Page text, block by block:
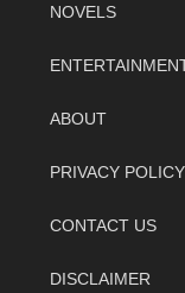
NOVELS
ABOUT
PRIVACY POLICY
CONTACT US
DISCLAIMER